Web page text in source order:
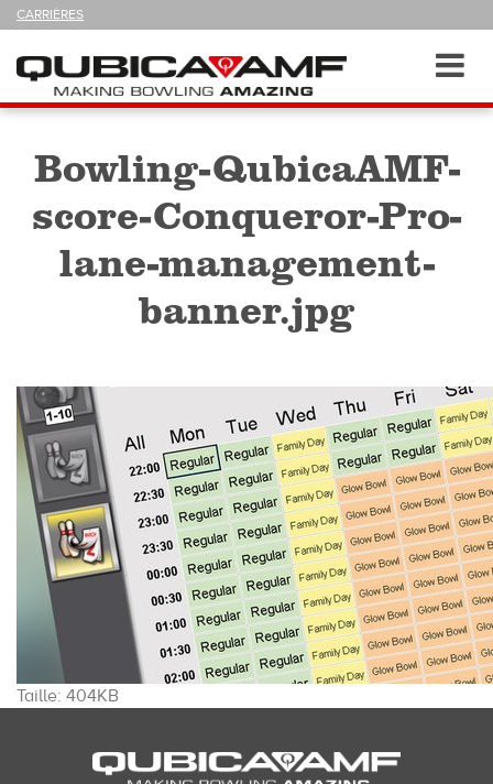
CARRIÈRES
NOUS
Navigation
Bowling-QubicaAMF-
score-Conqueror-Pro-
lane-management-
banner.jpg
Cliquez
Taille: 404KB